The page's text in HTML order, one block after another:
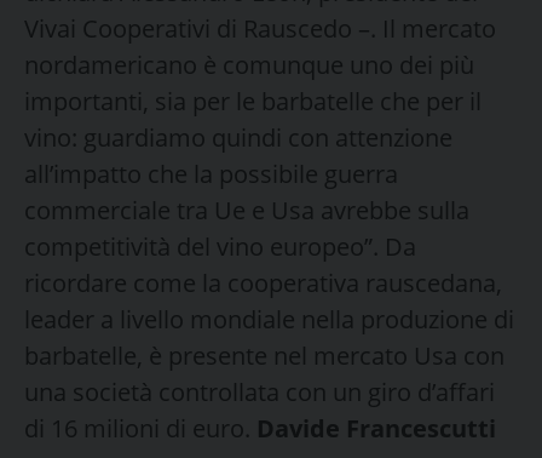
Vivai Cooperativi di Rauscedo –. Il mercato
nordamericano è comunque uno dei più
importanti, sia per le barbatelle che per il
vino: guardiamo quindi con attenzione
all’impatto che la possibile guerra
commerciale tra Ue e Usa avrebbe sulla
competitività del vino europeo”. Da
ricordare come la cooperativa rauscedana,
leader a livello mondiale nella produzione di
barbatelle, è presente nel mercato Usa con
una società controllata con un giro d’affari
di 16 milioni di euro. Davide Francescutti